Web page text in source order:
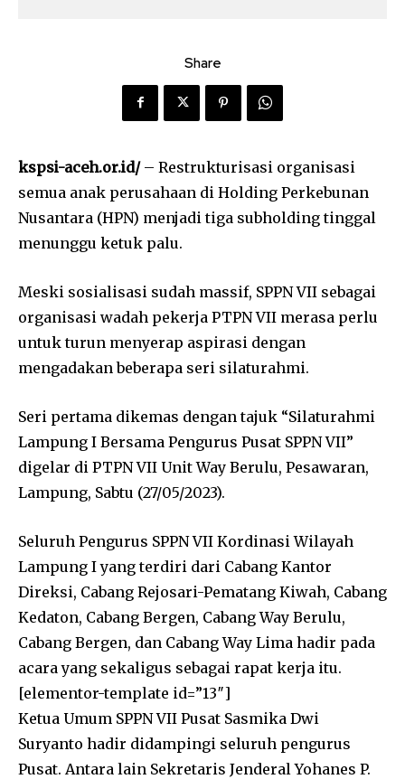
Share
kspsi-aceh.or.id/– Restrukturisasi organisasi
semua anak perusahaan di Holding Perkebunan
Nusantara (HPN) menjadi tiga subholding tinggal
menunggu ketuk palu.
Meski sosialisasi sudah massif, SPPN VII sebagai
organisasi wadah pekerja PTPN VII merasa perlu
untuk turun menyerap aspirasi dengan
mengadakan beberapa seri silaturahmi.
Seri pertama dikemas dengan tajuk “Silaturahmi
Lampung I Bersama Pengurus Pusat SPPN VII”
digelar di PTPN VII Unit Way Berulu, Pesawaran,
Lampung, Sabtu (27/05/2023).
Seluruh Pengurus SPPN VII Kordinasi Wilayah
Lampung I yang terdiri dari Cabang Kantor
Direksi, Cabang Rejosari-Pematang Kiwah, Cabang
Kedaton, Cabang Bergen, Cabang Way Berulu,
Cabang Bergen, dan Cabang Way Lima hadir pada
acara yang sekaligus sebagai rapat kerja itu.
[elementor-template id=”13″]
Ketua Umum SPPN VII Pusat Sasmika Dwi
Suryanto hadir didampingi seluruh pengurus
Pusat. Antara lain Sekretaris Jenderal Yohanes P.